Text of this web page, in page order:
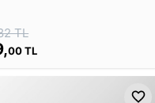
TL
00 TL